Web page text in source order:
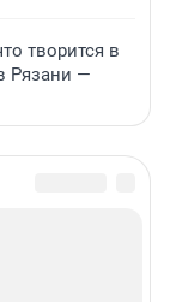
творится в
Рязани —